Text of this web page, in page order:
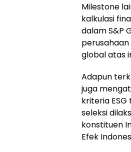
Milestone
kalkulasi
dalam S&P
global atas
Adapun
juga
kriteria
seleksi
konstituen
Efek